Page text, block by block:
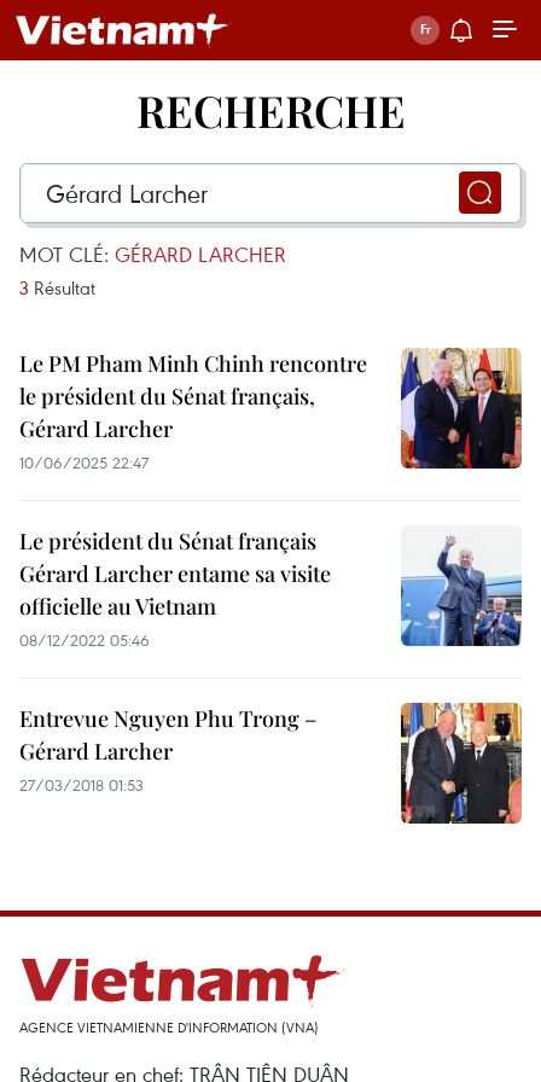
RECHERCHE
MOT CLÉ: GÉRARD LARCHER
3 Résultat
Le PM Pham Minh Chinh rencontre
le président du Sénat français,
Gérard Larcher
10/06/2025 22:47
Le président du Sénat français
Gérard Larcher entame sa visite
officielle au Vietnam
08/12/2022 05:46
Entrevue Nguyen Phu Trong –
Gérard Larcher
27/03/2018 01:53
AGENCE VIETNAMIENNE D'INFORMATION (VNA)
Rédacteur en chef: TRÂN TIÊN DUÂN